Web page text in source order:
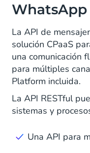
WhatsApp
La API de
solución CPaaS
una comunicación
para múltiples
Platform incluida.
La API RESTful
sistemas y
Una API para